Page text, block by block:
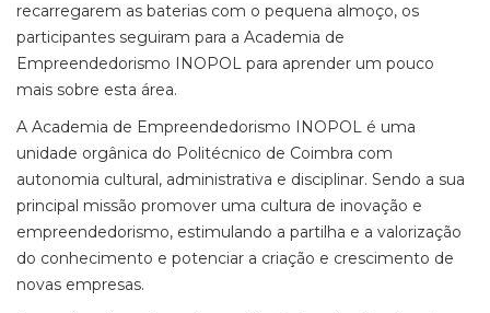
recarregarem as baterias com o pequena almoço, os
participantes seguiram para a Academia de
Empreendedorismo INOPOL para aprender um pouco
mais sobre esta área.
A Academia de Empreendedorismo INOPOL é uma
unidade orgânica do Politécnico de Coimbra com
autonomia cultural, administrativa e disciplinar. Sendo a sua
principal missão promover uma cultura de inovação e
empreendedorismo, estimulando a partilha e a valorização
do conhecimento e potenciar a criação e crescimento de
novas empresas.